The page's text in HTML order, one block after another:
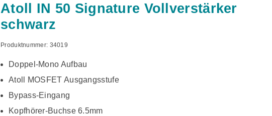
Atoll IN 50 Signature Vollverstärker
schwarz
Produktnummer: 34019
Doppel-Mono Aufbau
Atoll MOSFET Ausgangsstufe
Bypass-Eingang
Kopfhörer-Buchse 6.5mm